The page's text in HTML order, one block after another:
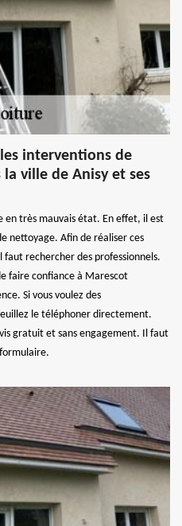
interventions de
ville de Anisy et ses
en très mauvais état. En effet, il est
nettoyage. Afin de réaliser ces
rechercher des professionnels.
faire confiance à Marescot
Si vous voulez des
le téléphoner directement.
gratuit et sans engagement. Il faut